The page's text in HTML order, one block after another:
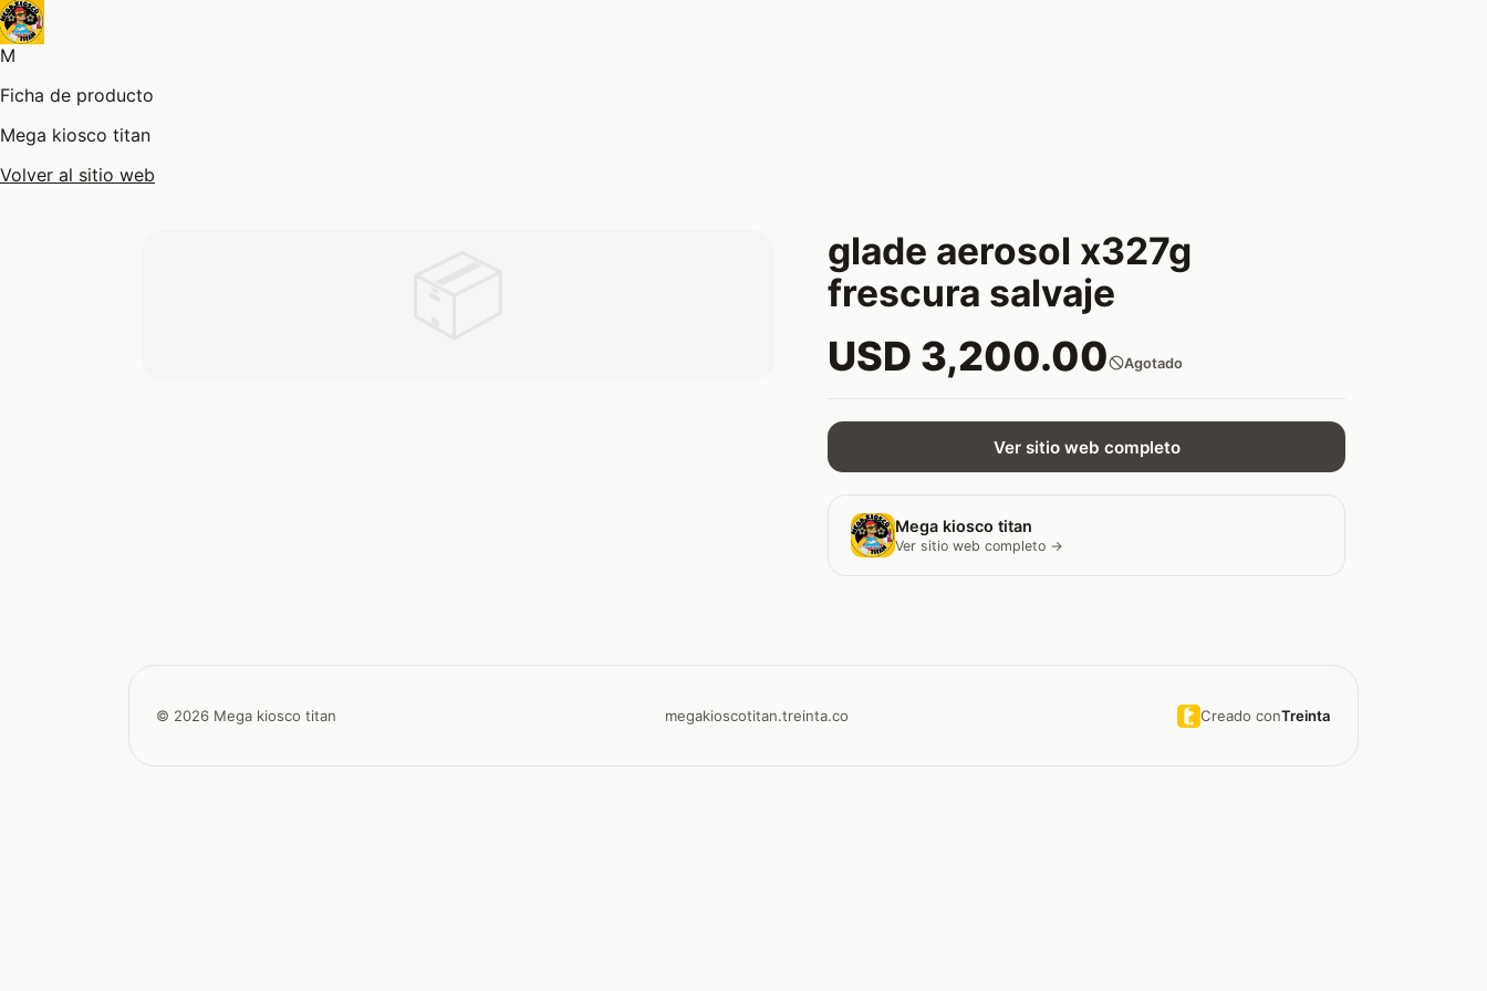
M
Ficha de producto
Mega kiosco titan
Volver al sitio web
glade aerosol x327g
frescura salvaje
USD 3,200.00 Agotado
Ver sitio web completo
Mega kiosco titan
Ver sitio web completo →
© 2026 Mega kiosco titan megakioscotitan.treinta.co Creado conTreinta